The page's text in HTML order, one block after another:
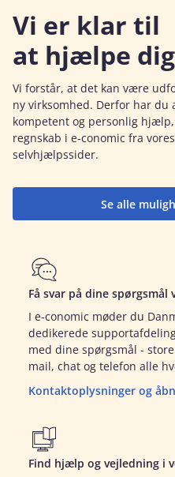
Vi er klar til
at hjælpe dig
Vi forstår, at det kan være
ny virksomhed. Derfor har
kompetent og personlig
regnskab i e‑conomic fra
selvhjælpssider.
Se alle
Få svar på dine
I e‑conomic møder du
dedikerede
med dine spørgsmål -
mail, chat og telefon alle
Kontaktoplysninger og
Find hjælp og vejledning i